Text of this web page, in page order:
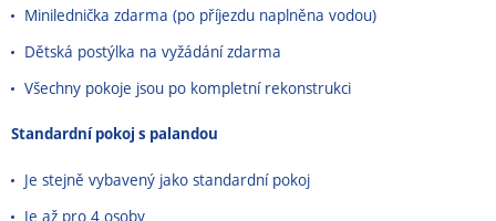
Minilednička zdarma (po příjezdu naplněna vodou)
Dětská postýlka na vyžádání zdarma
Všechny pokoje jsou po kompletní rekonstrukci
Standardní pokoj s palandou
Je stejně vybavený jako standardní pokoj
Je až pro 4 osoby